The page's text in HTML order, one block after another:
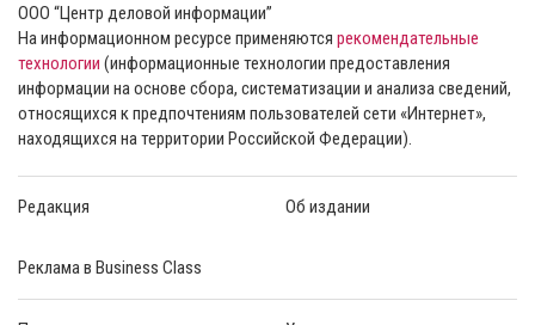
ООО “Центр деловой информации”
На информационном ресурсе применяются рекомендательные
технологии (информационные технологии предоставления
информации на основе сбора, систематизации и анализа сведений,
относящихся к предпочтениям пользователей сети «Интернет»,
находящихся на территории Российской Федерации).
Редакция Об издании
Реклама в Business Class